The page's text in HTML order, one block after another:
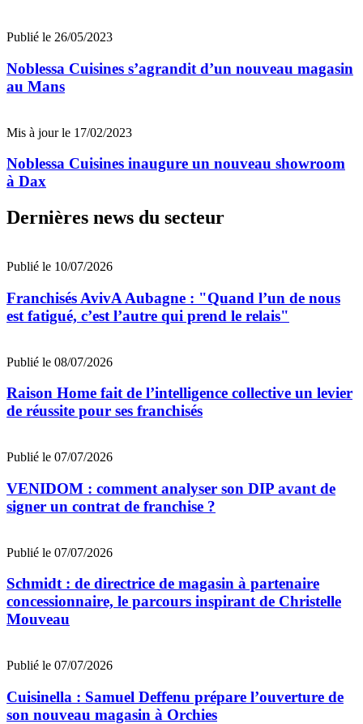
Publié le 26/05/2023
Noblessa Cuisines s’agrandit d’un nouveau magasin
au Mans
Mis à jour le 17/02/2023
Noblessa Cuisines inaugure un nouveau showroom
à Dax
Dernières news du secteur
Publié le 10/07/2026
Franchisés AvivA Aubagne : "Quand l’un de nous
est fatigué, c’est l’autre qui prend le relais"
Publié le 08/07/2026
Raison Home fait de l’intelligence collective un levier
de réussite pour ses franchisés
Publié le 07/07/2026
VENIDOM : comment analyser son DIP avant de
signer un contrat de franchise ?
Publié le 07/07/2026
Schmidt : de directrice de magasin à partenaire
concessionnaire, le parcours inspirant de Christelle
Mouveau
Publié le 07/07/2026
Cuisinella : Samuel Deffenu prépare l’ouverture de
son nouveau magasin à Orchies